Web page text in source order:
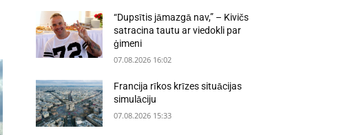
“Dupsītis jāmazgā nav,” – Kivičs
satracina tautu ar viedokli par
ģimeni
07.08.2026 16:02
Francija rīkos krīzes situācijas
simulāciju
07.08.2026 15:33